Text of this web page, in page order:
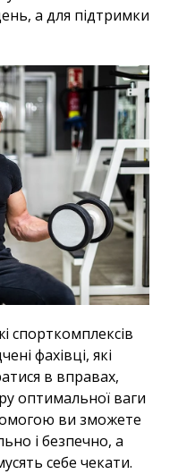
а для підтримки
спорткомплексів
фахівці, які
в вправах,
оптимальної ваги
ви зможете
і безпечно, а
себе чекати.